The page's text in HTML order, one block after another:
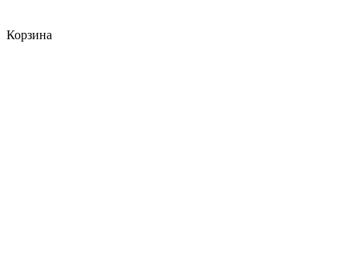
Корзина